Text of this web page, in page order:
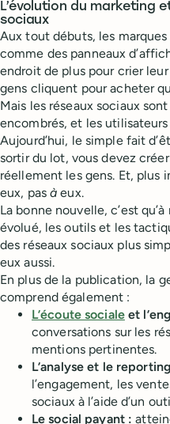
L’évolution du marketing
sociaux
Aux tout débuts, les
comme des panneaux
endroit de plus pour crier
gens cliquent pour acheter
Mais les réseaux sociaux
encombrés, et les
Aujourd’hui, le simple fait
sortir du lot, vous devez
réellement les gens. Et, plus
eux, pasà eux.
La bonne nouvelle, c’est
évolué, les outils et les
des réseaux sociaux plus
eux aussi.
En plus de la publication, la
comprend également :
L’écoute sociale et
conversations sur les
mentions pertinentes.
L’analyse et le
l’engagement, les
sociaux à l’aide d’un
Le social payant :